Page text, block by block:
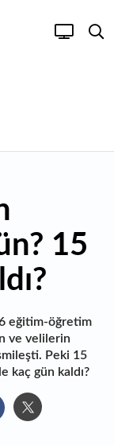
15
eğitim-öğretim
ve velilerin
Peki 15
kaç gün kaldı?